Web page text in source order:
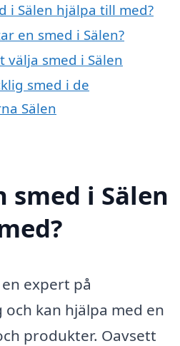
i Sälen hjälpa till med?
en smed i Sälen?
välja smed i Sälen
smed i de
Sälen
smed i Sälen
en expert på
kan hjälpa med en
produkter. Oavsett